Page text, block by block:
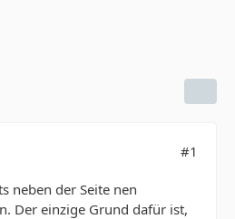
#1
neben der Seite nen
Der einzige Grund dafür ist,